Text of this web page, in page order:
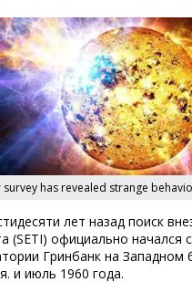
has revealed strange
лет назад поиск
(SETI) официально начался
Гринбанк на Западном
и июль 1960 года.